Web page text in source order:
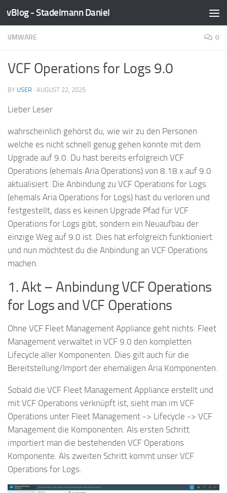
Skip to content
vBlog - Stadelmann Daniel
VMWARE 0
VCF Operations for Logs 9.0
BY USER · AUGUST 22, 2025
Lieber Leser
wahrscheinlich gehörst du, wie wir zu den Personen
welche es nicht schnell genug gehen konnte mit dem
Upgrade auf 9.0. Du hast bereits erfolgreich VCF
Operations (ehemals Aria Operations) von 8.18.x auf 9.0
aktualisiert. Die Anbindung zu VCF Operations for Logs
(ehemals Aria Operations for Logs) hast du verloren und
festgestellt, dass es keinen Upgrade Pfad für VCF
Operations for Logs gibt, sondern ein Neuaufbau der
einzige Weg auf 9.0 ist. Dies hat erfolgreich funktioniert
und nun möchtest du die Anbindung an VCF Operations
machen.
1. Akt – Anbindung VCF Operations
for Logs and VCF Operations
Ohne VCF Fleet Management Appliance geht nichts. Fleet
Management verwaltet in VCF 9.0 den kompletten
Lifecycle aller Komponenten. Dies gilt auch für die
Bereitstellung/Import der ehemaligen Aria Komponenten.
Sobald die VCF Fleet Management Appliance erstellt und
mit VCF Operations verknüpft ist, sieht man im VCF
Operations unter Fleet Management -> Lifecycle -> VCF
Management die Komponenten. Als ersten Schritt
importiert man die bestehenden VCF Operations
Komponente. Als zweiten Schritt kommt unser VCF
Operations for Logs.